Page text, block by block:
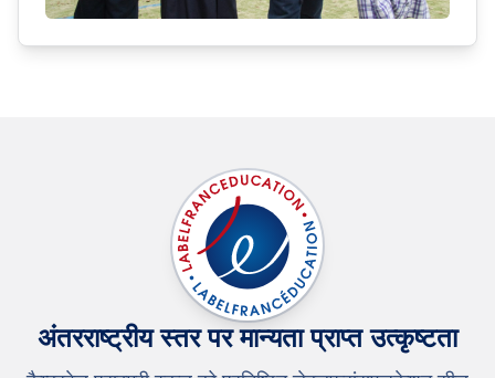
अंतरराष्ट्रीय स्तर पर मान्यता प्राप्त उत्कृष्टता